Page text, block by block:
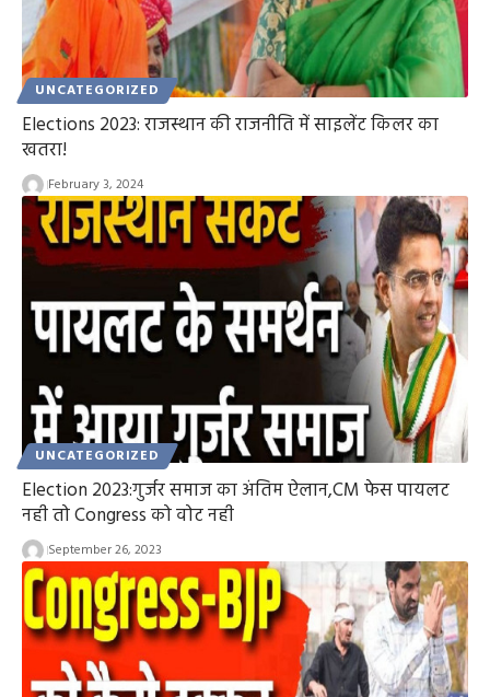
UNCATEGORIZED
Elections 2023: राजस्थान की राजनीति में साइलेंट किलर का
खतरा!
February 3, 2024
UNCATEGORIZED
Election 2023:गुर्जर समाज का अंतिम ऐलान,CM फेस पायलट
नही तो Congress को वोट नही
September 26, 2023